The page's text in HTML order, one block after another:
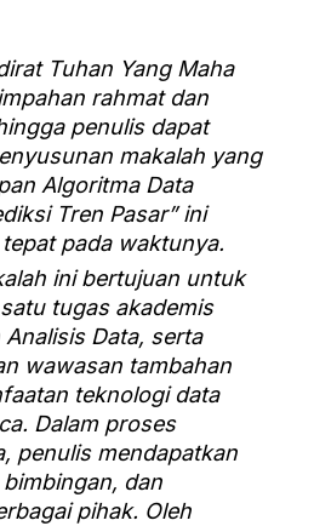
Tuhan Yang Maha
rahmat dan
penulis dapat
makalah yang
Algoritma Data
Tren Pasar” ini
pada waktunya.
ini bertujuan untuk
tugas akademis
Data, serta
wawasan tambahan
teknologi data
Dalam proses
penulis mendapatkan
dan
pihak. Oleh